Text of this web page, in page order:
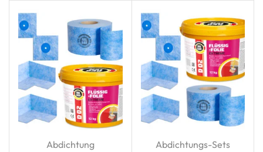
Abdichtung
Abdichtungs-Sets